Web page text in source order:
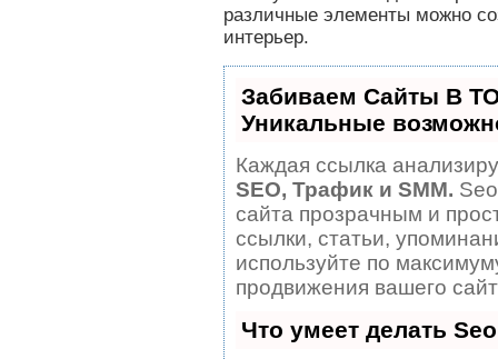
различные элементы можно
интерьер.
Забиваем Сайты В
Уникальные
Каждая ссылка
SEO, Трафик и SMM.
сайта прозрачным и
ссылки, статьи,
используйте по
продвижения вашего
Что умеет делать